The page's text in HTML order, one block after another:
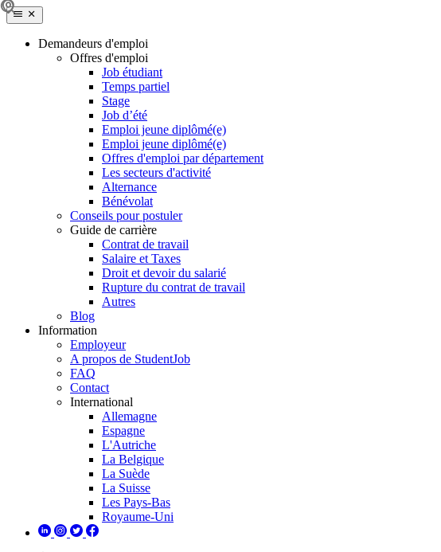
Demandeurs d'emploi
Offres d'emploi
Job étudiant
Temps partiel
Stage
Job d’été
Emploi jeune diplômé(e)
Emploi jeune diplômé(e)
Offres d'emploi par département
Les secteurs d'activité
Alternance
Bénévolat
Conseils pour postuler
Guide de carrière
Contrat de travail
Salaire et Taxes
Droit et devoir du salarié
Rupture du contrat de travail
Autres
Blog
Information
Employeur
A propos de StudentJob
FAQ
Contact
International
Allemagne
Espagne
L'Autriche
La Belgique
La Suède
La Suisse
Les Pays-Bas
Royaume-Uni